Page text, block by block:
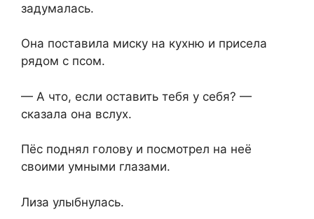
задумалась.
Она поставила миску на кухню и присела
рядом с псом.
— А что, если оставить тебя у себя? —
сказала она вслух.
Пёс поднял голову и посмотрел на неё
своими умными глазами.
Лиза улыбнулась.